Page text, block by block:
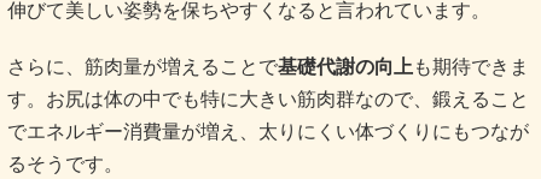
伸びて美しい姿勢を保ちやすくなると言われています。
さらに、筋肉量が増えることで基礎代謝の向上 も期待できま
す。お尻は体の中でも特に大きい筋肉群なので、鍛えること
でエネルギー消費量が増え、太りにくい体づくりにもつなが
るそうです。